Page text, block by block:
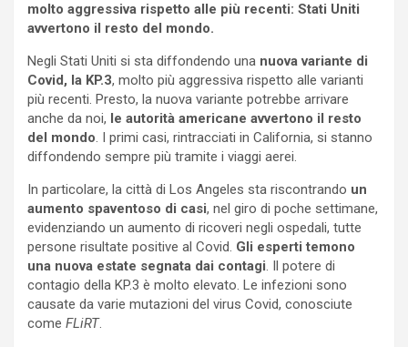
molto aggressiva rispetto alle più recenti: Stati Uniti
avvertono il resto del mondo.
Negli Stati Uniti si sta diffondendo una nuova variante di
Covid, la KP.3, molto più aggressiva rispetto alle varianti
più recenti. Presto, la nuova variante potrebbe arrivare
anche da noi, le autorità americane avvertono il resto
del mondo. I primi casi, rintracciati in California, si stanno
diffondendo sempre più tramite i viaggi aerei.
In particolare, la città di Los Angeles sta riscontrando un
aumento spaventoso di casi, nel giro di poche settimane,
evidenziando un aumento di ricoveri negli ospedali, tutte
persone risultate positive al Covid. Gli esperti temono
una nuova estate segnata dai contagi. Il potere di
contagio della KP.3 è molto elevato. Le infezioni sono
causate da varie mutazioni del virus Covid, conosciute
come FLiRT.